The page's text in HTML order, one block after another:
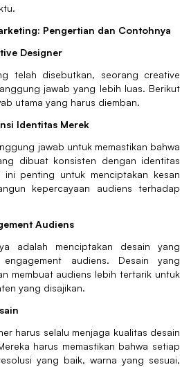
Pengertian dan Contohnya
Designer
telah disebutkan, seorang creative
jawab yang lebih luas. Berikut
utama yang harus diemban.
Identitas Merek
jawab untuk memastikan bahwa
dibuat konsisten dengan identitas
ini penting untuk menciptakan kesan
kepercayaan audiens terhadap
Audiens
adalah menciptakan desain yang
engagement audiens. Desain yang
membuat audiens lebih tertarik untuk
yang disajikan.
harus selalu menjaga kualitas desain
harus memastikan bahwa setiap
yang baik, warna yang sesuai,